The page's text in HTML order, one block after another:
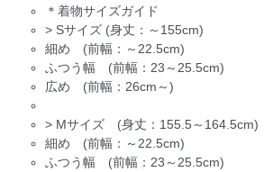
＊着物サイズガイド
> Sサイズ (身丈：～155cm)
細め (前幅：～22.5cm)
ふつう幅 (前幅：23～25.5cm)
広め (前幅：26cm～)
> Mサイズ (身丈：155.5～164.5cm)
細め (前幅：～22.5cm)
ふつう幅 (前幅：23～25.5cm)